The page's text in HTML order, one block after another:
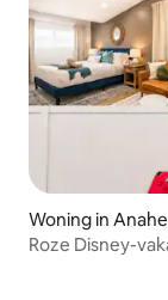
Woning in
Roze Disney-